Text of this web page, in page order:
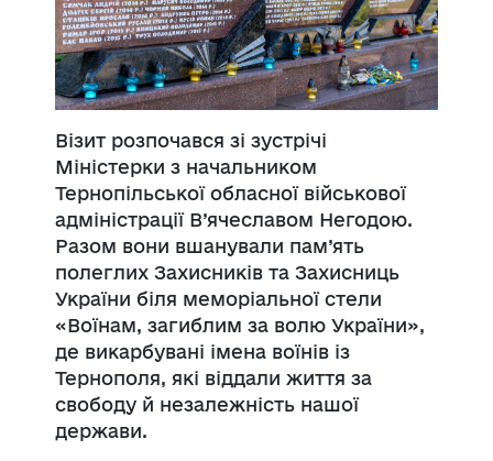
Візит розпочався зі зустрічі
Міністерки з начальником
Тернопільської обласної військової
адміністрації В’ячеславом Негодою.
Разом вони вшанували пам’ять
полеглих Захисників та Захисниць
України біля меморіальної стели
«Воїнам, загиблим за волю України»,
де викарбувані імена воїнів із
Тернополя, які віддали життя за
свободу й незалежність нашої
держави.